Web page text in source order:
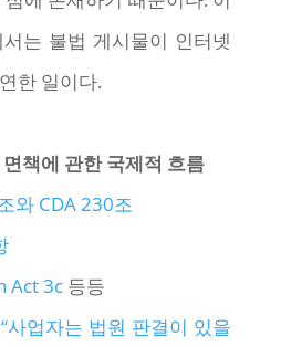
는 불법 게시물이 인터넷
한 일이다.
책에 관한 국제적 흐름
와 CDA 230조
Act 3c등등
“사업자는 법원 판결이 있을